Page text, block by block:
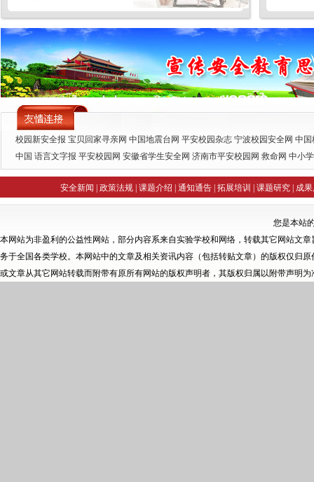
校园新安全报 宝贝回家寻亲网 中国地震台网 平安校园杂志 宁波校园安全网 中国
中国 语言文字报 平安校园网 安徽省学生安全网 济南市平安校园网 救命网 中小
安全新闻
政策法规| 课题介绍 通知通告| 拓展培训 课题研究| 成
您是本站
本网站为非盈利的公益性网站，部分内容系来自实验学校和网络，转载其它网站文
务于全国各类学校。本网站中的文章及相关资讯内容（包括转贴文章）的版权仅归
或文章从其它网站转载而附带有原所有网站的版权声明者，其版权归属以附带声明为